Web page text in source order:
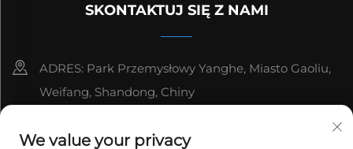
SKONTAKTUJ SIĘ Z NAMI
ADRES: Park Przemysłowy Yanghe, Miasto Gaoliu,
Weifang, Shandong, Chiny
We value your privacy